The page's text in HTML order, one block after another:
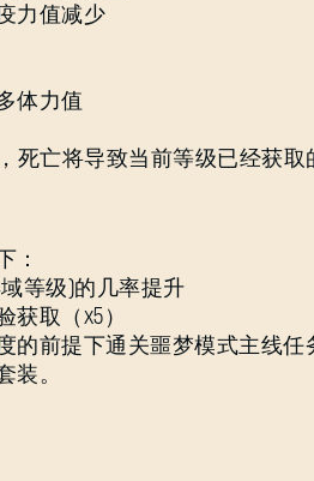
力值减少
体力值
死亡将导致当前等级已经获取
：
等级)的几率提升
获取（x5）
的前提下通关噩梦模式主线
装。